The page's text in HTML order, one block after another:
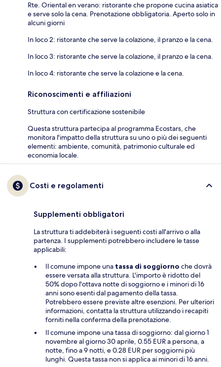
Rte. Oriental en verano: ristorante che propone cucina asiatica
e serve solo la cena. Prenotazione obbligatoria. Aperto solo in
alcuni giorni
In loco 2: ristorante che serve la colazione, il pranzo e la cena.
In loco 3: ristorante che serve la colazione, il pranzo e la cena.
In loco 4: ristorante che serve la colazione e la cena.
Riconoscimenti e affiliazioni
Struttura con certificazione sostenibile
Questa struttura partecipa al programma Ecostars, che
monitora l'impatto della struttura su uno o più dei seguenti
elementi: ambiente, comunità, patrimonio culturale ed
economia locale.
Costi e regolamenti
Supplementi obbligatori
La struttura ti addebiterà i seguenti costi all'arrivo o alla
partenza. I supplementi potrebbero includere le tasse
applicabili:
Il comune impone una tassa di soggiorno che dovrà
essere versata alla struttura. L'importo è ridotto del
50% dopo l'ottava notte di soggiorno e i minori di 16
anni sono esenti dal pagamento della tassa.
Potrebbero essere previste altre esenzioni. Per ulteriori
informazioni, contatta la struttura utilizzando i recapiti
forniti nella conferma della prenotazione.
Il comune impone una tassa di soggiorno: dal giorno 1
novembre al giorno 30 aprile, 0.55 EUR a persona, a
notte, fino a 9 notti, e 0.28 EUR per soggiorni più
lunghi. Questa tassa non si applica ai minori di 16 anni.